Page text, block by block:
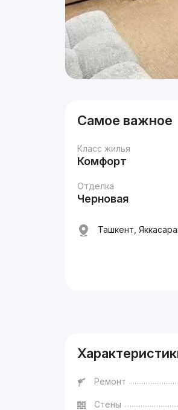
Самое важное
Класс жилья
Комфорт
Отделка
Черновая
Ташкент,
Ремонт
Стены